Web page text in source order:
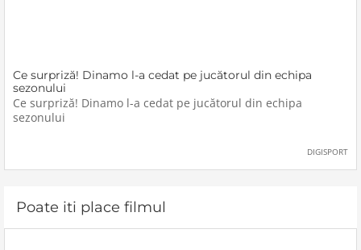
Ce surpriză! Dinamo l-a cedat pe jucătorul din echipa
sezonului
Ce surpriză! Dinamo l-a cedat pe jucătorul din echipa
sezonului
DIGISPORT
Poate iti place filmul